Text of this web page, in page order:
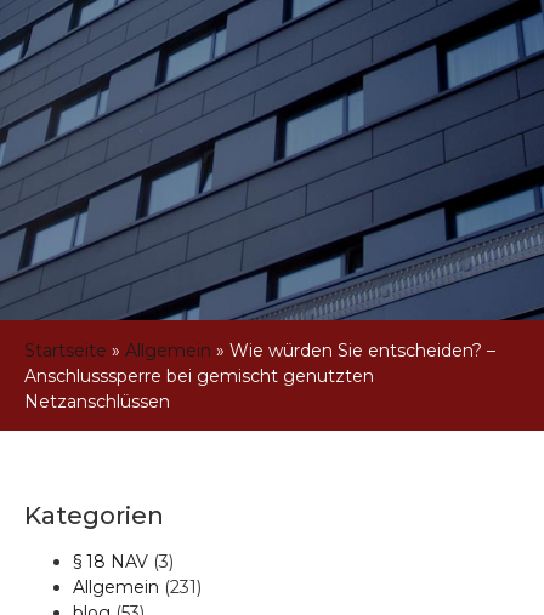
Startseite » Allgemein » Wie würden Sie entscheiden? –
Anschlusssperre bei gemischt genutzten
Netzanschlüssen
Kategorien
§ 18 NAV (3)
Allgemein (231)